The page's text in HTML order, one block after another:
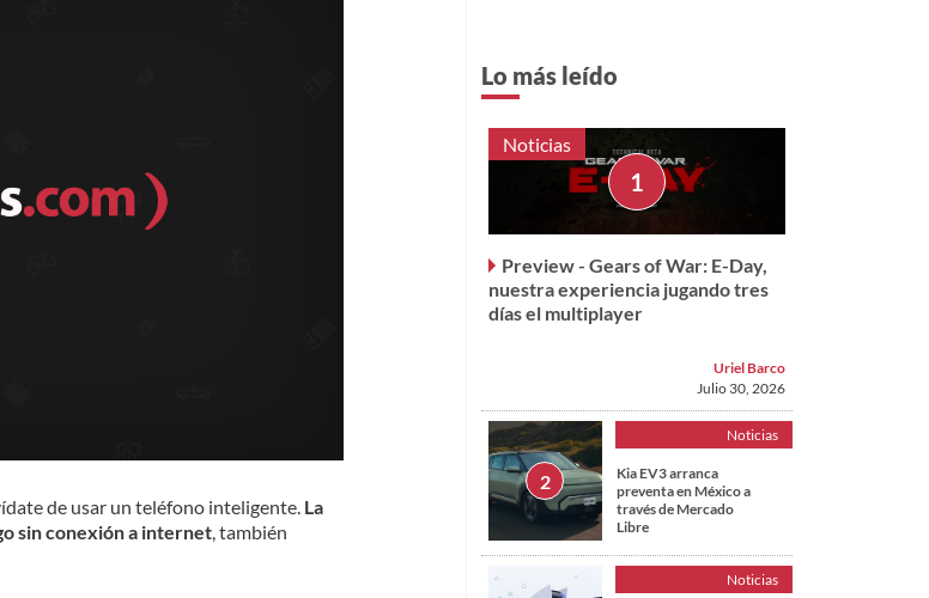
de usar un teléfono inteligente.La
sin conexión a internet, también
Lo más leído
Noticias
Preview - Gears of War: E-Day,
nuestra experiencia jugando tres
días el multiplayer
Uriel Barco
Julio 30, 2026
Noticias
Kia EV3 arranca
preventa en México a
través de Mercado
Libre
Noticias